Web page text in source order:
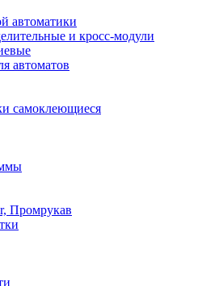
автоматики
и кросс-модули
автоматов
самоклеющиеся
Промрукав